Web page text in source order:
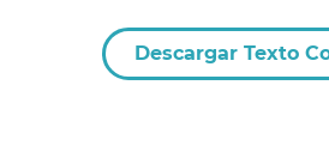
Descargar Texto